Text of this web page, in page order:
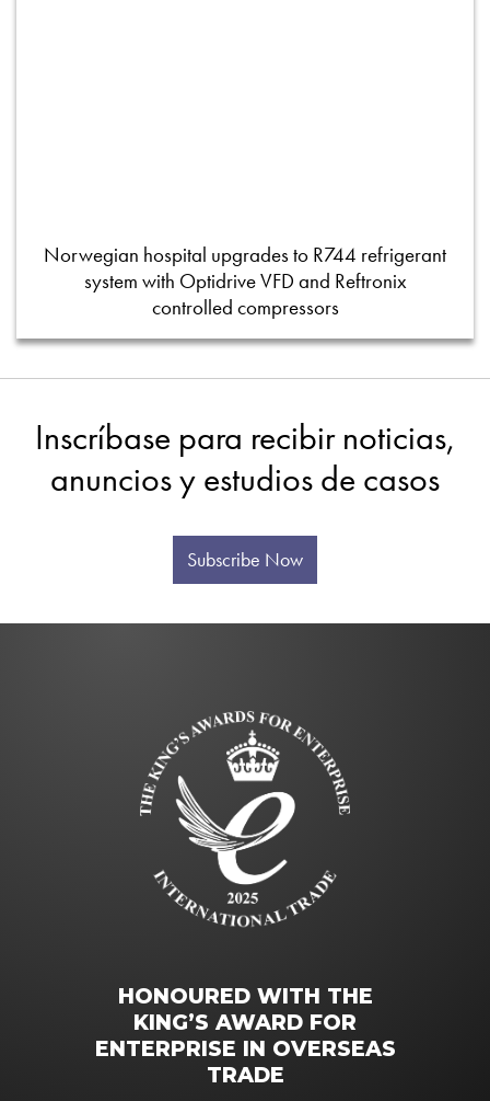
Norwegian hospital upgrades to R744 refrigerant
system with Optidrive VFD and Reftronix
controlled compressors
Inscríbase para recibir noticias,
anuncios y estudios de casos
Subscribe Now
HONOURED WITH THE
KING’S AWARD FOR
ENTERPRISE IN OVERSEAS
TRADE